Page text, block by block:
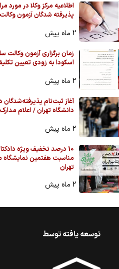
اطلاعیه مرکز وکلا در مورد
پذیرفته شدگان آزمون وکالت 1404
2 ماه پیش
اسکودا به زودی تعیین تکلیف می‌شود
2 ماه پیش
آغاز ثبت‌نام پذیرفته‌شدگان
دانشگاه تهران / اعلام
2 ماه پیش
10 درصد تخفیف ویژه
مناسبت هفتمین نمایشگاه
تهران
2 ماه پیش
توسعه یافته توسط